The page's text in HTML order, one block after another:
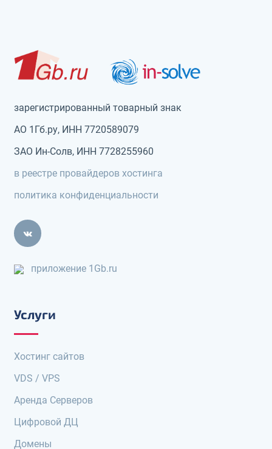
зарегистрированный товарный знак
АО 1Гб.ру, ИНН 7720589079
ЗАО Ин-Солв, ИНН 7728255960
в реестре провайдеров хостинга
политика конфиденциальности
приложение 1Gb.ru
Услуги
Хостинг сайтов
VDS / VPS
Аренда Серверов
Цифровой ДЦ
Домены